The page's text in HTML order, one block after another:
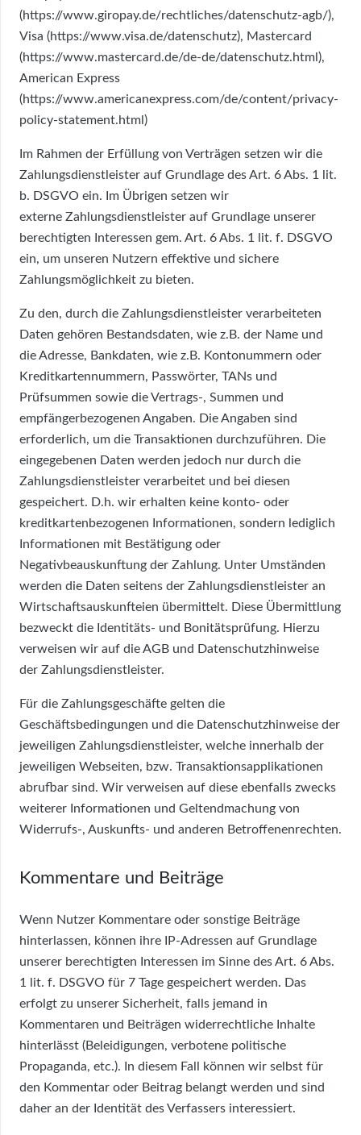
(https://www.giropay.de/rechtliches/datenschutz-agb/),
Visa (https://www.visa.de/datenschutz), Mastercard
(https://www.mastercard.de/de-de/datenschutz.html),
American Express
(https://www.americanexpress.com/de/content/privacy-
policy-statement.html)
Im Rahmen der Erfüllung von Verträgen setzen wir die
Zahlungsdienstleister auf Grundlage des Art. 6 Abs. 1 lit.
b. DSGVO ein. Im Übrigen setzen wir
externe Zahlungsdienstleister auf Grundlage unserer
berechtigten Interessen gem. Art. 6 Abs. 1 lit. f. DSGVO
ein, um unseren Nutzern effektive und sichere
Zahlungsmöglichkeit zu bieten.
Zu den, durch die Zahlungsdienstleister verarbeiteten
Daten gehören Bestandsdaten, wie z.B. der Name und
die Adresse, Bankdaten, wie z.B. Kontonummern oder
Kreditkartennummern, Passwörter, TANs und
Prüfsummen sowie die Vertrags-, Summen und
empfängerbezogenen Angaben. Die Angaben sind
erforderlich, um die Transaktionen durchzuführen. Die
eingegebenen Daten werden jedoch nur durch die
Zahlungsdienstleister verarbeitet und bei diesen
gespeichert. D.h. wir erhalten keine konto- oder
kreditkartenbezogenen Informationen, sondern lediglich
Informationen mit Bestätigung oder
Negativbeauskunftung der Zahlung. Unter Umständen
werden die Daten seitens der Zahlungsdienstleister an
Wirtschaftsauskunfteien übermittelt. Diese Übermittlung
bezweckt die Identitäts- und Bonitätsprüfung. Hierzu
verweisen wir auf die AGB und Datenschutzhinweise
der Zahlungsdienstleister.
Für die Zahlungsgeschäfte gelten die
Geschäftsbedingungen und die Datenschutzhinweise der
jeweiligen Zahlungsdienstleister, welche innerhalb der
jeweiligen Webseiten, bzw. Transaktionsapplikationen
abrufbar sind. Wir verweisen auf diese ebenfalls zwecks
weiterer Informationen und Geltendmachung von
Widerrufs-, Auskunfts- und anderen Betroffenenrechten.
Kommentare und Beiträge
Wenn Nutzer Kommentare oder sonstige Beiträge
hinterlassen, können ihre IP-Adressen auf Grundlage
unserer berechtigten Interessen im Sinne des Art. 6 Abs.
1 lit. f. DSGVO für 7 Tage gespeichert werden. Das
erfolgt zu unserer Sicherheit, falls jemand in
Kommentaren und Beiträgen widerrechtliche Inhalte
hinterlässt (Beleidigungen, verbotene politische
Propaganda, etc.). In diesem Fall können wir selbst für
den Kommentar oder Beitrag belangt werden und sind
daher an der Identität des Verfassers interessiert.